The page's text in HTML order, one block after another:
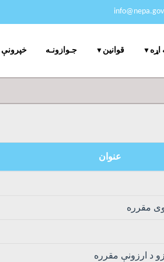
خپرونې جـوازونـه قوانین اړه
عنوان
مقرره
د ارزونې مقرره